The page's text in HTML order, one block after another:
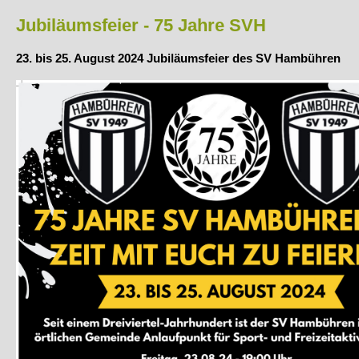
Jubiläumsfeier - 75 Jahre SVH
23. bis 25. August 2024 Jubiläumsfeier des SV Hambühren